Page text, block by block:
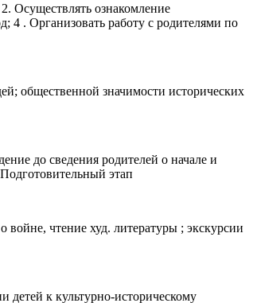
Осуществлять ознакомление
4 . Организовать работу с родителями по
общественной значимости исторических
до сведения родителей о начале и
этап
войне, чтение худ. литературы ; экскурсии
к культурно-историческому